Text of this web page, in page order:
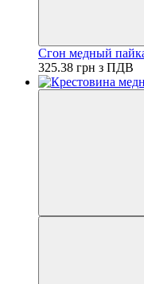
Сгон медный
325.38 грн з ПДВ